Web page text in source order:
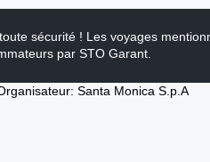
sécurité ! Les voyages
par STO Garant.
Santa Monica S.p.A